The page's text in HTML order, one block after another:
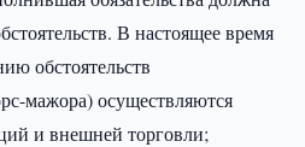
В настоящее время
обстоятельств
мажора) осуществляются
и внешней торговли;